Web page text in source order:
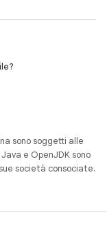
sono soggetti alle
Java e OpenJDK sono
società consociate.